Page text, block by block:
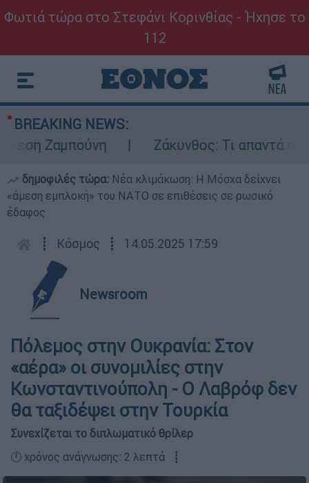
Φωτιά τώρα στο Στεφάνι Κορινθίας - Ήχησε το
112
BREAKING NEWS:
Ζαμπούνη
Ζάκυνθος: Τι απαντά η
δημοφιλές τώρα: Νέα κλιμάκωση: Η Μόσχα δείχνει
«άμεση εμπλοκή» του ΝΑΤΟ σε επιθέσεις σε ρωσικό
έδαφος
┋ Κόσμος ┋ 14.05.2025 17:59
Newsroom
Πόλεμος στην Ουκρανία: Στον
«αέρα» οι συνομιλίες στην
Κωνσταντινούπολη - Ο Λαβρόφ δεν
θα ταξιδέψει στην Τουρκία
Συνεχίζεται το διπλωματικό θρίλερ
🕛 χρόνος ανάγνωσης: 2 λεπτά ┋